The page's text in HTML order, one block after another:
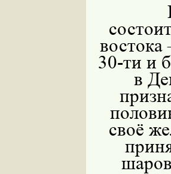
востока
30-ти и
в
своё